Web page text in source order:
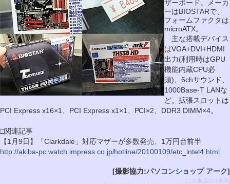
ザーボード。メーカ
ーはBIOSTARで、
フォームファクタは
microATX。
主な搭載デバイス
はVGA+DVI+HDMI
出力(利用時はGPU
機能内蔵CPU必
須)、6chサウンド、
1000Base-T LANな
ど。拡張スロットは
PCI Express x16×1、PCI Express x1×1、PCI×2、DDR3 DIMM×4。
□関連記事
【1月9日】「Clarkdale」対応マザーが多数発売、1万円台前半
http://akiba-pc.watch.impress.co.jp/hotline/20100109/etc_intel4.html
[撮影協力:パソコンショップ アーク]
[この製品だけ表示]